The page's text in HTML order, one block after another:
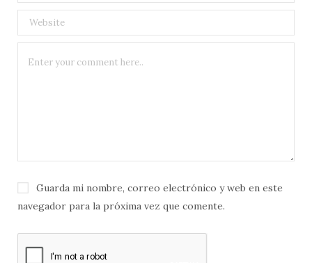
Guarda mi nombre, correo electrónico y web en este
navegador para la próxima vez que comente.